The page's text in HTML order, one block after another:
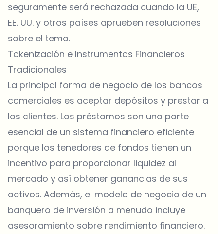
seguramente será rechazada cuando la UE,
EE. UU. y otros países aprueben resoluciones
sobre el tema.
Tokenización e Instrumentos Financieros
Tradicionales
La principal forma de negocio de los bancos
comerciales es aceptar depósitos y prestar a
los clientes. Los préstamos son una parte
esencial de un sistema financiero eficiente
porque los tenedores de fondos tienen un
incentivo para proporcionar liquidez al
mercado y así obtener ganancias de sus
activos. Además, el modelo de negocio de un
banquero de inversión a menudo incluye
asesoramiento sobre rendimiento financiero.